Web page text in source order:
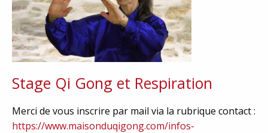
Stage Qi Gong et Respiration
Merci de vous inscrire par mail via la rubrique contact :
https://www.maisonduqigong.com/infos-